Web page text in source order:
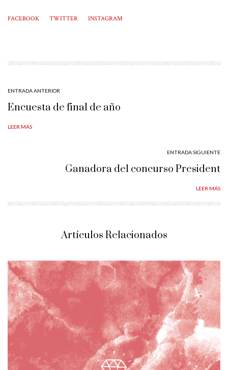
FACEBOOK TWITTER INSTAGRAM
ENTRADA ANTERIOR
Encuesta de final de año
LEER MÁS
ENTRADA SIGUIENTE
Ganadora del concurso President
LEER MÁS
Artículos Relacionados